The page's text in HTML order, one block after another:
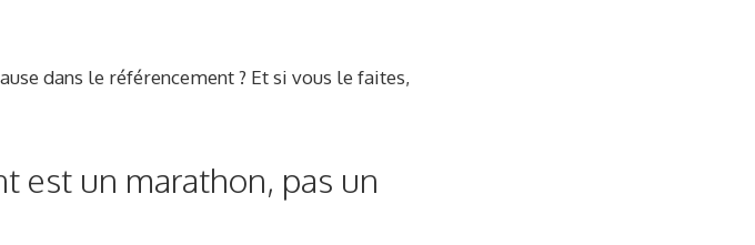
dans le référencement ? Et si vous le faites,
est un marathon, pas un